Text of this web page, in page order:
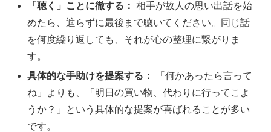
「聴く」ことに徹する： 相手が故人の思い出話を始
めたら、遮らずに最後まで聴いてください。同じ話
を何度繰り返しても、それが心の整理に繋がりま
す。
具体的な手助けを提案する：
「何かあったら言って
ね」よりも、「明日の買い物、代わりに行ってこよ
うか？」という具体的な提案が喜ばれることが多い
です。